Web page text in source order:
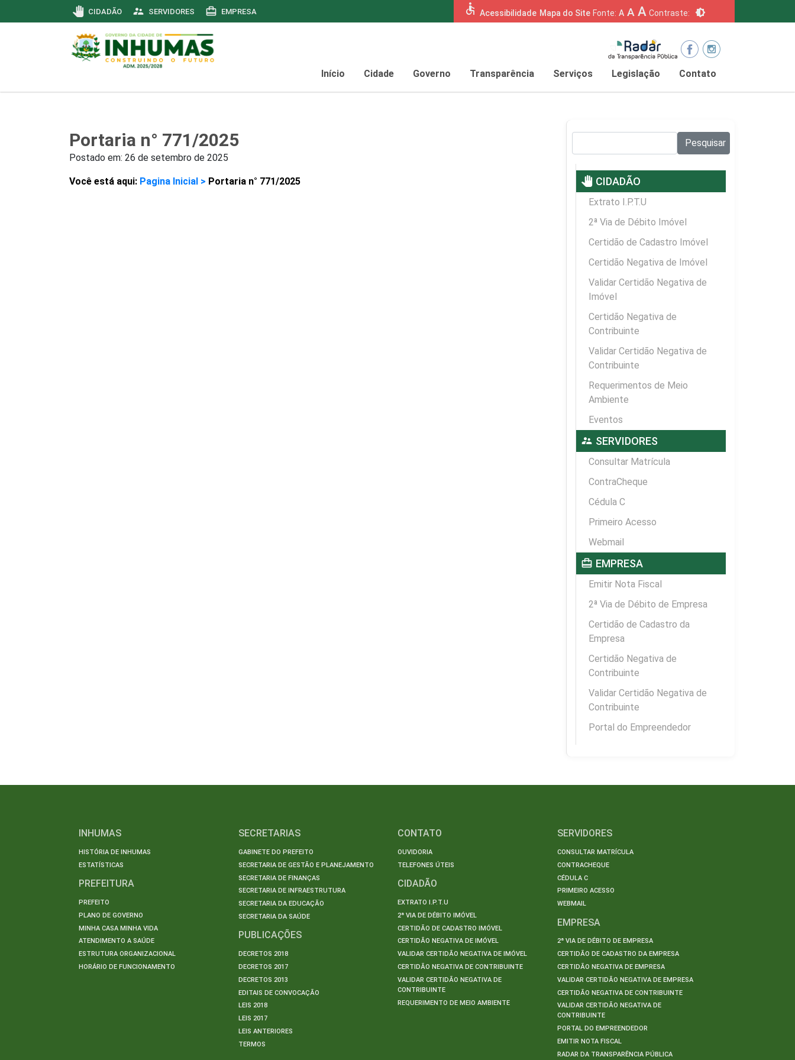
pan_tool CIDADÃO supervisor_account SERVIDORES card_travel EMPRESA accessible Acessibilidade Mapa do Site Fonte: A A A Contraste: brightness_6
Início Cidade Governo Transparência Serviços Legislação Contato
Portaria n° 771/2025
Postado em: 26 de setembro de 2025
Você está aqui: Pagina Inicial > Portaria n° 771/2025
Pesquisar
pan_tool CIDADÃO
Extrato I.P.T.U
2ª Via de Débito Imóvel
Certidão de Cadastro Imóvel
Certidão Negativa de Imóvel
Validar Certidão Negativa de
Imóvel
Certidão Negativa de
Contribuinte
Validar Certidão Negativa de
Contribuinte
Requerimentos de Meio
Ambiente
Eventos
supervisor_account SERVIDORES
Consultar Matrícula
ContraCheque
Cédula C
Primeiro Acesso
Webmail
card_travel EMPRESA
Emitir Nota Fiscal
2ª Via de Débito de Empresa
Certidão de Cadastro da
Empresa
Certidão Negativa de
Contribuinte
Validar Certidão Negativa de
Contribuinte
Portal do Empreendedor
INHUMAS
HISTÓRIA DE INHUMAS
ESTATÍSTICAS
PREFEITURA
PREFEITO
PLANO DE GOVERNO
MINHA CASA MINHA VIDA
ATENDIMENTO A SAÚDE
ESTRUTURA ORGANIZACIONAL
HORÁRIO DE FUNCIONAMENTO
SECRETARIAS
GABINETE DO PREFEITO
SECRETARIA DE GESTÃO E PLANEJAMENTO
SECRETARIA DE FINANÇAS
SECRETARIA DE INFRAESTRUTURA
SECRETARIA DA EDUCAÇÃO
SECRETARIA DA SAÚDE
PUBLICAÇÕES
DECRETOS 2018
DECRETOS 2017
DECRETOS 2013
EDITAIS DE CONVOCAÇÃO
LEIS 2018
LEIS 2017
LEIS ANTERIORES
TERMOS
CONTATO
OUVIDORIA
TELEFONES ÚTEIS
CIDADÃO
EXTRATO I.P.T.U
2ª VIA DE DÉBITO IMÓVEL
CERTIDÃO DE CADASTRO IMÓVEL
CERTIDÃO NEGATIVA DE IMÓVEL
VALIDAR CERTIDÃO NEGATIVA DE IMÓVEL
CERTIDÃO NEGATIVA DE CONTRIBUINTE
VALIDAR CERTIDÃO NEGATIVA DE
CONTRIBUINTE
REQUERIMENTO DE MEIO AMBIENTE
SERVIDORES
CONSULTAR MATRÍCULA
CONTRACHEQUE
CÉDULA C
PRIMEIRO ACESSO
WEBMAIL
EMPRESA
2ª VIA DE DÉBITO DE EMPRESA
CERTIDÃO DE CADASTRO DA EMPRESA
CERTIDÃO NEGATIVA DE EMPRESA
VALIDAR CERTIDÃO NEGATIVA DE EMPRESA
CERTIDÃO NEGATIVA DE CONTRIBUINTE
VALIDAR CERTIDÃO NEGATIVA DE
CONTRIBUINTE
PORTAL DO EMPREENDEDOR
EMITIR NOTA FISCAL
RADAR DA TRANSPARÊNCIA PÚBLICA